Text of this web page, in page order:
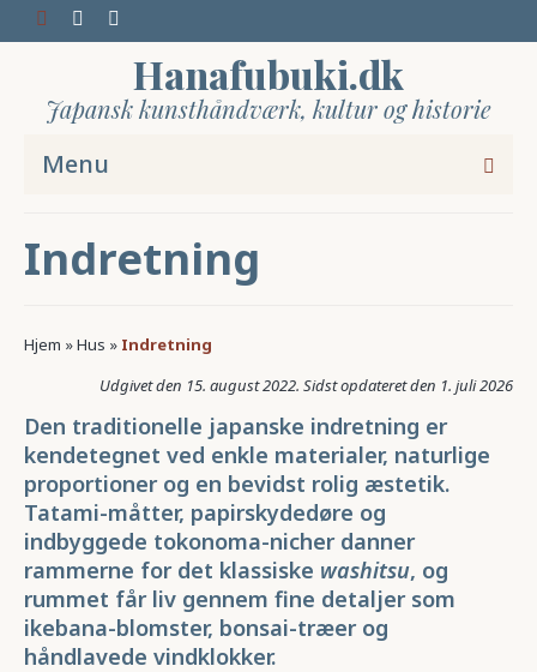
Hanafubuki.dk
Japansk kunsthåndværk, kultur og historie
Menu
Indretning
Hjem »Hus » Indretning
15. august 2022
1. juli 2026
Den traditionelle japanske indretning er
kendetegnet ved enkle materialer, naturlige
proportioner og en bevidst rolig æstetik.
Tatami-måtter, papirskydedøre og
indbyggede tokonoma-nicher danner
rammerne for det klassiske washitsu, og
rummet får liv gennem fine detaljer som
ikebana-blomster, bonsai-træer og
håndlavede vindklokker.